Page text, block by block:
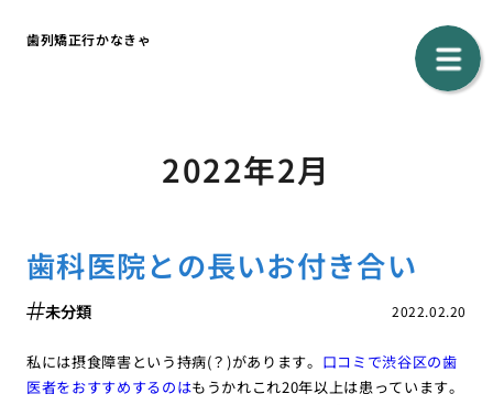
歯列矯正行かなきゃ
2022年2月
歯科医院との長いお付き合い
2022.02.20
未分類
私には摂食障害という持病(？)があります。 口コミで渋谷区の歯
医者をおすすめするのはもうかれこれ20年以上は患っています。